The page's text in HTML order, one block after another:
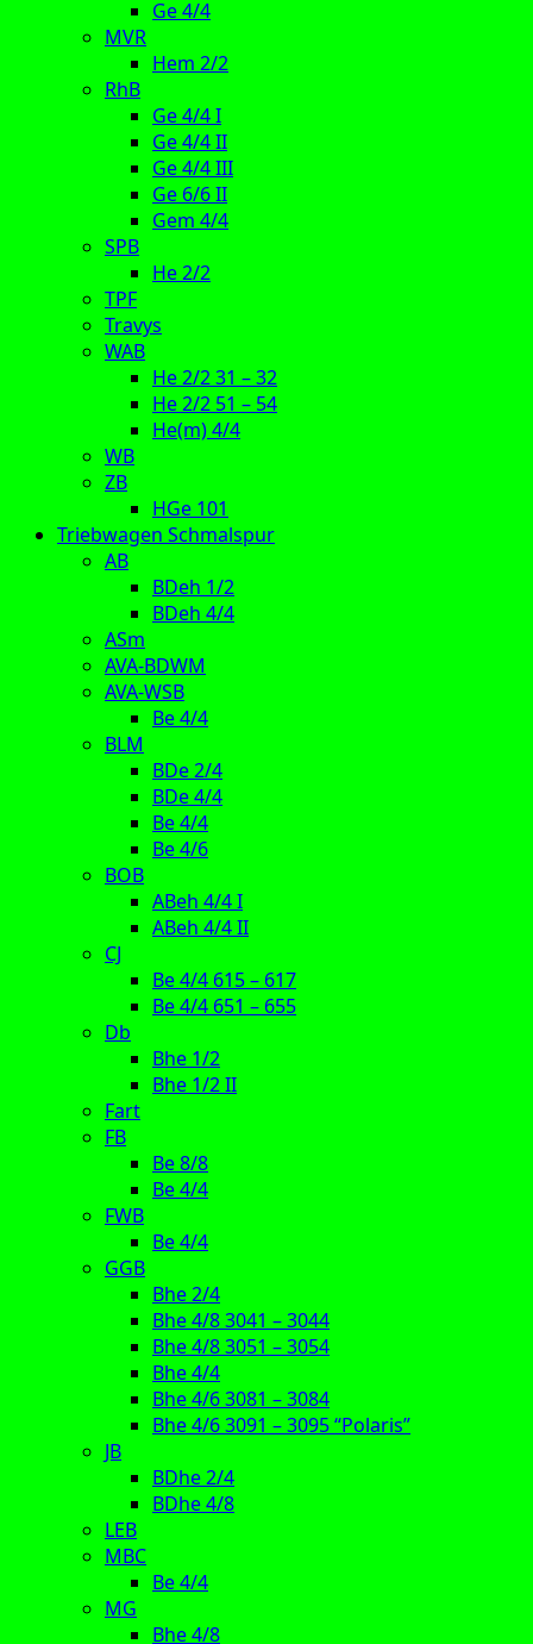
Ge 4/4
MVR
Hem 2/2
RhB
Ge 4/4 I
Ge 4/4 II
Ge 4/4 III
Ge 6/6 II
Gem 4/4
SPB
He 2/2
TPF
Travys
WAB
He 2/2 31 – 32
He 2/2 51 – 54
He(m) 4/4
WB
ZB
HGe 101
Triebwagen Schmalspur
AB
BDeh 1/2
BDeh 4/4
ASm
AVA-BDWM
AVA-WSB
Be 4/4
BLM
BDe 2/4
BDe 4/4
Be 4/4
Be 4/6
BOB
ABeh 4/4 I
ABeh 4/4 II
CJ
Be 4/4 615 – 617
Be 4/4 651 – 655
Db
Bhe 1/2
Bhe 1/2 II
Fart
FB
Be 8/8
Be 4/4
FWB
Be 4/4
GGB
Bhe 2/4
Bhe 4/8 3041 – 3044
Bhe 4/8 3051 – 3054
Bhe 4/4
Bhe 4/6 3081 – 3084
Bhe 4/6 3091 – 3095 “Polaris”
JB
BDhe 2/4
BDhe 4/8
LEB
MBC
Be 4/4
MG
Bhe 4/8